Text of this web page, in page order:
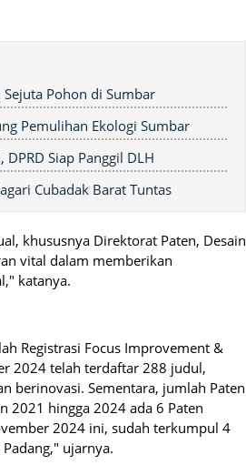
Pohon di Sumbar
Pemulihan Ekologi Sumbar
Siap Panggil DLH
Cubadak Barat Tuntas
khususnya Direktorat Paten, Desain
vital dalam memberikan
katanya.
Registrasi Focus Improvement &
2024 telah terdaftar 288 judul,
berinovasi. Sementara, jumlah Paten
2021 hingga 2024 ada 6 Paten
2024 ini, sudah terkumpul 4
ujarnya.